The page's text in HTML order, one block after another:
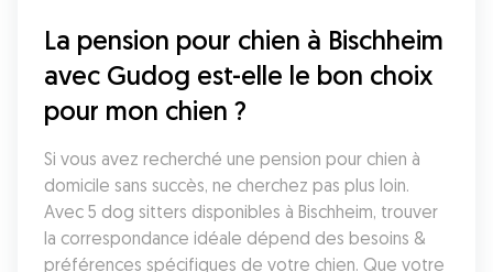
La pension pour chien à Bischheim
avec Gudog est-elle le bon choix
pour mon chien ?
Si vous avez recherché une pension pour chien à
domicile sans succès, ne cherchez pas plus loin.
Avec 5 dog sitters disponibles à Bischheim, trouver
la correspondance idéale dépend des besoins &
préférences spécifiques de votre chien. Que votre